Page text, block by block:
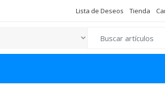
Lista de Deseos Tienda